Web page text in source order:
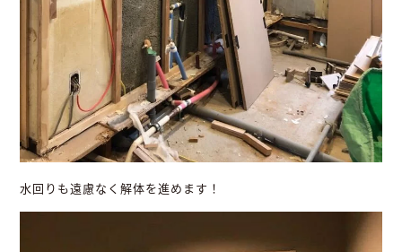
水回りも遠慮なく解体を進めます！